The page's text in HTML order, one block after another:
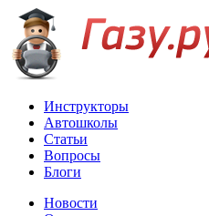
Инструкторы
Автошколы
Статьи
Вопросы
Блоги
Новости